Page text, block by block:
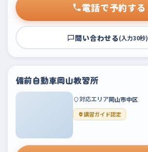
電話で予約する
問い合わせる(入力30秒)
備前自動車岡山教習所
対応エリア岡山市中区
講習ガイド認定